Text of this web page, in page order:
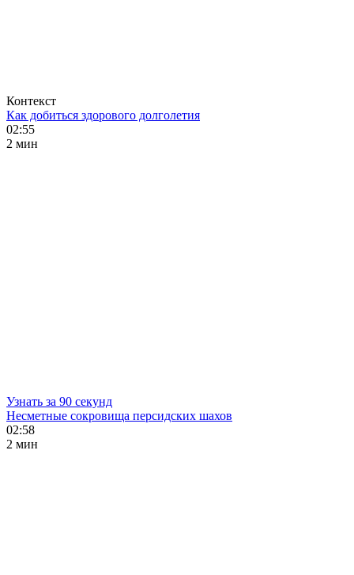
Контекст
Как добиться здорового долголетия
02:55
2 мин
Узнать за 90 секунд
Несметные сокровища персидских шахов
02:58
2 мин